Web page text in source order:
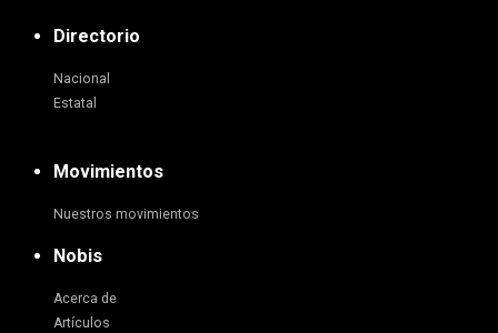
Directorio
Nacional
Estatal
Movimientos
Nuestros movimientos
Nobis
Acerca de
Artículos